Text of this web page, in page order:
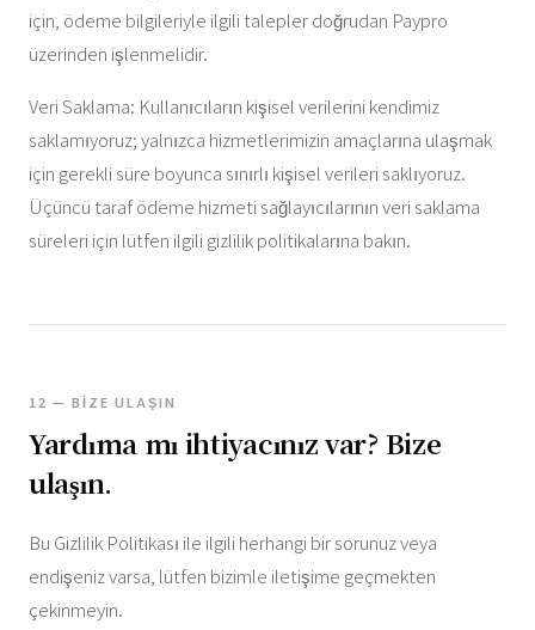
için, ödeme bilgileriyle ilgili talepler doğrudan Paypro
üzerinden işlenmelidir.
Veri Saklama: Kullanıcıların kişisel verilerini kendimiz
saklamıyoruz; yalnızca hizmetlerimizin amaçlarına ulaşmak
için gerekli süre boyunca sınırlı kişisel verileri saklıyoruz.
Üçüncü taraf ödeme hizmeti sağlayıcılarının veri saklama
süreleri için lütfen ilgili gizlilik politikalarına bakın.
12 — BIZE ULAŞIN
Yardıma mı ihtiyacınız var? Bize
ulaşın.
Bu Gizlilik Politikası ile ilgili herhangi bir sorunuz veya
endişeniz varsa, lütfen bizimle iletişime geçmekten
çekinmeyin.